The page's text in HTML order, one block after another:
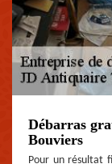
Débarras
Bouviers
Pour un résultat